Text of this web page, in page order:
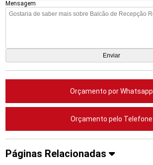
Mensagem
Orçamento por Whatsapp
Orçamento pelo Telefone
Páginas Relacionadas